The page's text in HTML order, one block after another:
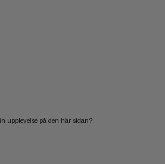
upplevelse på den här sidan?